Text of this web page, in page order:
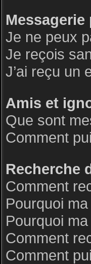
Messagerie
Je ne peux
Je reçois
J’ai reçu un
Amis et
Que sont
Comment
Recherche
Comment
Pourquoi
Pourquoi
Comment
Comment